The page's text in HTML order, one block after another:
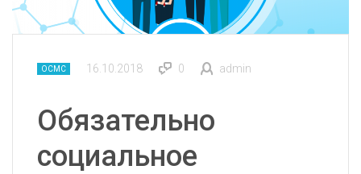
ОСМС 16.10.2018 0 admin
Обязательно
социальное